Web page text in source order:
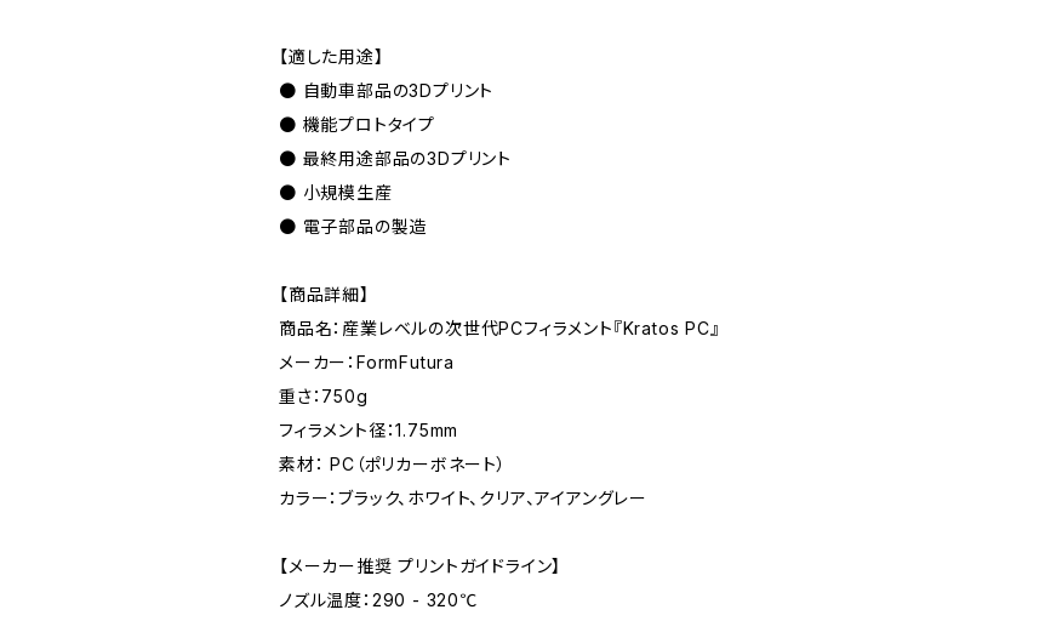
【適した用途】
● 自動車部品の3Dプリント
● 機能プロトタイプ
● 最終用途部品の3Dプリント
● 小規模生産
● 電子部品の製造
【商品詳細】
商品名：産業レベルの次世代PCフィラメント『Kratos PC』
メーカー：FormFutura
重さ：750g
フィラメント径：1.75mm
素材： PC（ポリカーボネート）
カラー：ブラック、ホワイト、クリア、アイアングレー
【メーカー推奨 プリントガイドライン】
ノズル温度：290 - 320℃